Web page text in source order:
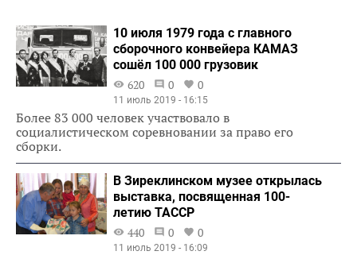
10 июля 1979 года с главного
сборочного конвейера КАМАЗ
сошёл 100 000 грузовик
620
0 0
11 июль 2019 - 16:15
Более 83 000 человек участвовало в
социалистическом соревновании за право его
сборки.
В Зиреклинском музее открылась
выставка, посвященная 100-
летию ТАССР
440
0 0
11 июль 2019 - 16:09